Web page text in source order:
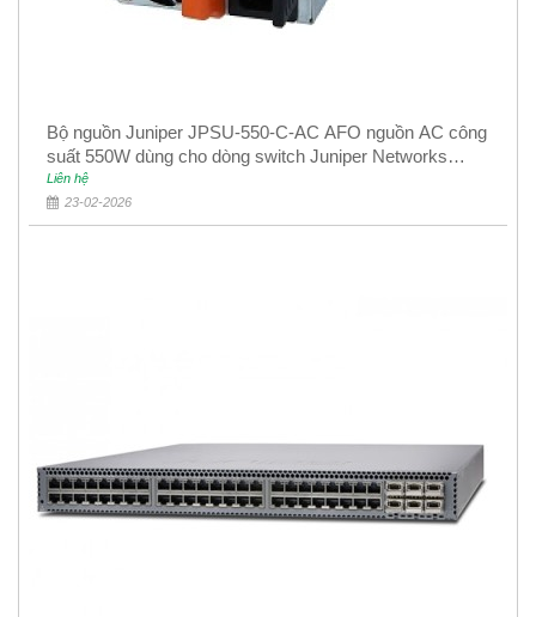
Bộ nguồn Juniper JPSU-550-C-AC AFO nguồn AC công
suất 550W dùng cho dòng switch Juniper Networks
EX4400
Liên hệ
23-02-2026